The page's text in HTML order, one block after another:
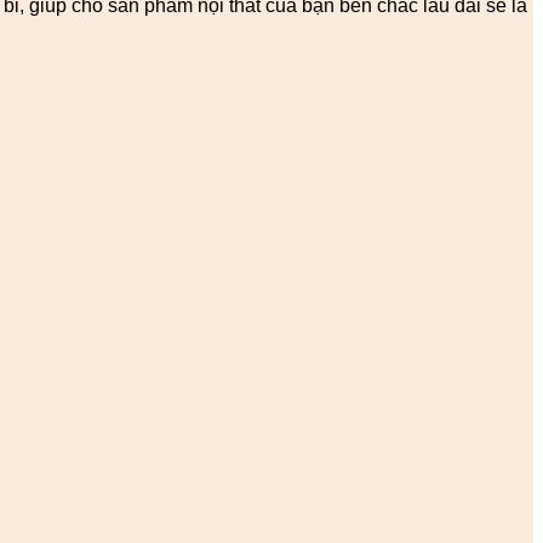
giúp cho sản phẩm nội thất của bạn bền chắc lâu dài sẽ là